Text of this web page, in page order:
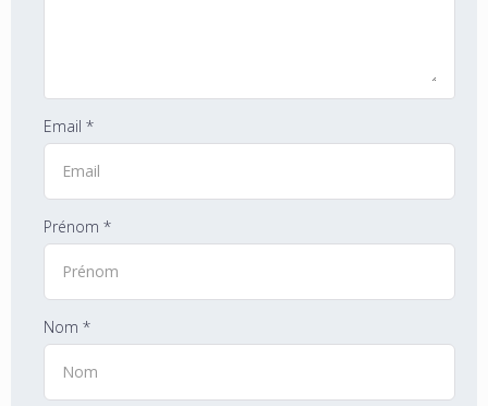
Email *
Prénom *
Nom *